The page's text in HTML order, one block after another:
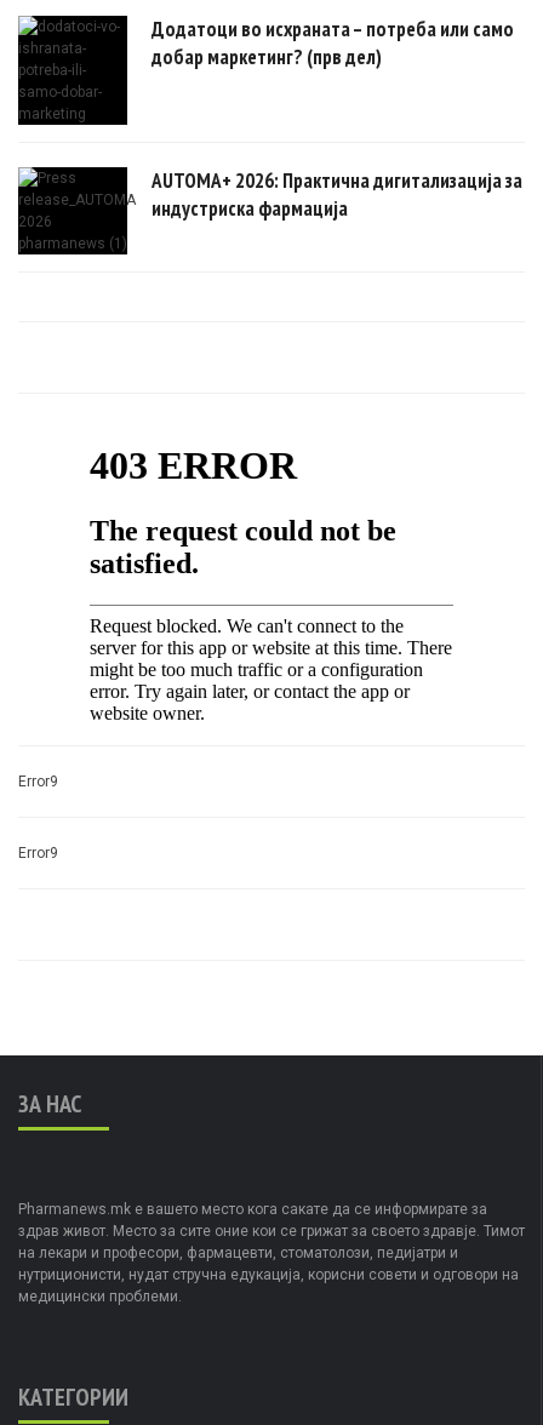
Додатоци во исхраната – потреба или само
добар маркетинг? (прв дел)
AUTOMA+ 2026: Практична дигитализација за
индустриска фармација
Error9
Error9
ЗА НАС
Pharmanews.mk е вашето место кога сакате да се информирате за
здрав живот. Место за сите оние кои се грижат за своето здравје. Тимот
на лекари и професори, фармацевти, стоматолози, педијатри и
нутриционисти, нудат стручна едукација, корисни совети и одговори на
медицински проблеми.
КАТЕГОРИИ